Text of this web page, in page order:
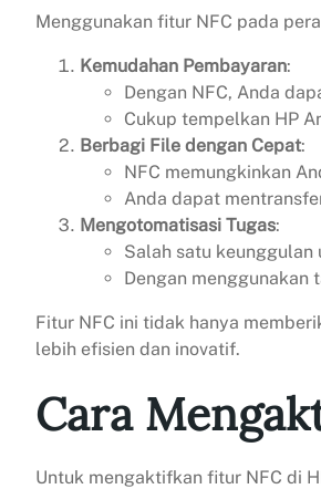
Menggunakan fitur NFC pada
Kemudahan Pembayaran:
Dengan NFC, Anda
Cukup tempelkan HP
Berbagi File dengan Cepat:
NFC memungkinkan
Anda dapat
Mengotomatisasi Tugas:
Salah satu keunggulan
Dengan menggunakan
Fitur NFC ini tidak hanya
lebih efisien dan inovatif.
Cara
Untuk mengaktifkan fitur NFC di